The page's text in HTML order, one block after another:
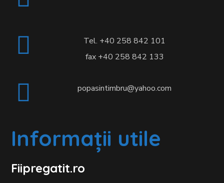
Tel. +40 258 842 101
fax +40 258 842 133
popasintimbru@yahoo.com
Informații utile
Fiipregatit.ro